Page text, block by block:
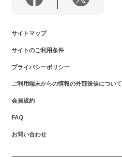
サイトマップ
サイトのご利用条件
プライバシーポリシー
ご利用端末からの情報の外部送信について
会員規約
FAQ
お問い合わせ